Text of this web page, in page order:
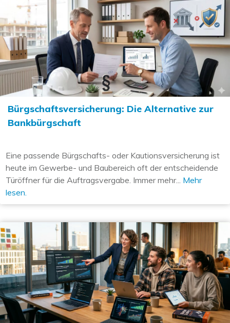
Bürgschaftsversicherung: Die Alternative zur
Bankbürgschaft
Eine passende Bürgschafts- oder Kautionsversicherung ist
heute im Gewerbe- und Baubereich oft der entscheidende
Türöffner für die Auftragsvergabe. Immer mehr... Mehr
lesen.